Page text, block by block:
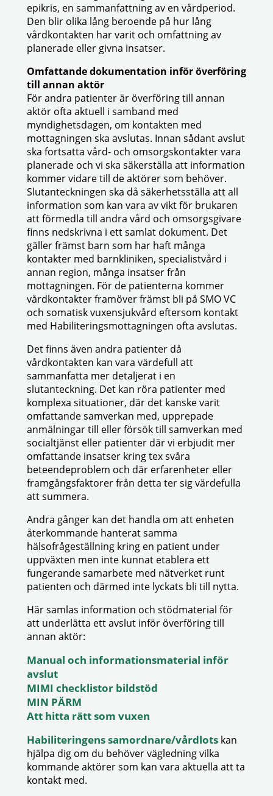
epikris, en sammanfattning av en vårdperiod.
Den blir olika lång beroende på hur lång
vårdkontakten har varit och omfattning av
planerade eller givna insatser.
Omfattande dokumentation inför överföring
till annan aktör
För andra patienter är överföring till annan
aktör ofta aktuell i samband med
myndighetsdagen, om kontakten med
mottagningen ska avslutas. Innan sådant avslut
ska fortsatta vård- och omsorgskontakter vara
planerade och vi ska säkerställa att information
kommer vidare till de aktörer som behöver.
Slutanteckningen ska då säkerhetsställa att all
information som kan vara av vikt för brukaren
att förmedla till andra vård och omsorgsgivare
finns nedskrivna i ett samlat dokument. Det
gäller främst barn som har haft många
kontakter med barnkliniken, specialistvård i
annan region, många insatser från
mottagningen. För de patienterna kommer
vårdkontakter framöver främst bli på SMO VC
och somatisk vuxensjukvård eftersom kontakt
med Habiliteringsmottagningen ofta avslutas.
Det finns även andra patienter då
vårdkontakten kan vara värdefull att
sammanfatta mer detaljerat i en
slutanteckning. Det kan röra patienter med
komplexa situationer, där det kanske varit
omfattande samverkan med, upprepade
anmälningar till eller försök till samverkan med
socialtjänst eller patienter där vi erbjudit mer
omfattande insatser kring tex svåra
beteendeproblem och där erfarenheter eller
framgångsfaktorer från detta ter sig värdefulla
att summera.
Andra gånger kan det handla om att enheten
återkommande hanterat samma
hälsofrågeställning kring en patient under
uppväxten men inte kunnat etablera ett
fungerande samarbete med nätverket runt
patienten och därmed inte lyckats bli till nytta.
Här samlas information och stödmaterial för
att underlätta ett avslut inför överföring till
annan aktör:
Manual och informationsmaterial inför
avslut
MIMI checklistor bildstöd
MIN PÄRM
Att hitta rätt som vuxen
Habiliteringens samordnare/vårdlots kan
hjälpa dig om du behöver vägledning vilka
kommande aktörer som kan vara aktuella att ta
kontakt med.